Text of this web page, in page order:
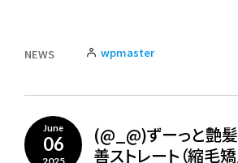
NEWS wpmaster
June
06
(@_@)ずーっと艶髪
善ストレート（縮毛矯